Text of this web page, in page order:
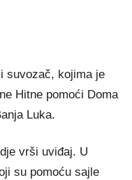
suvozač, kojima je
Hitne pomoći Doma
Luka.
vrši uviđaj. U
su pomoću sajle